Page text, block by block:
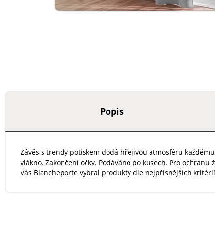
Popis
Závěs s trendy potiskem dodá hřejivou atmosféru
vlákno. Zakončení očky. Podáváno po kusech. Pro
Vás Blancheporte vybral produkty dle nejpřísnějších